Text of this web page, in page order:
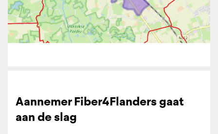
Aannemer Fiber4Flanders gaat
aan de slag